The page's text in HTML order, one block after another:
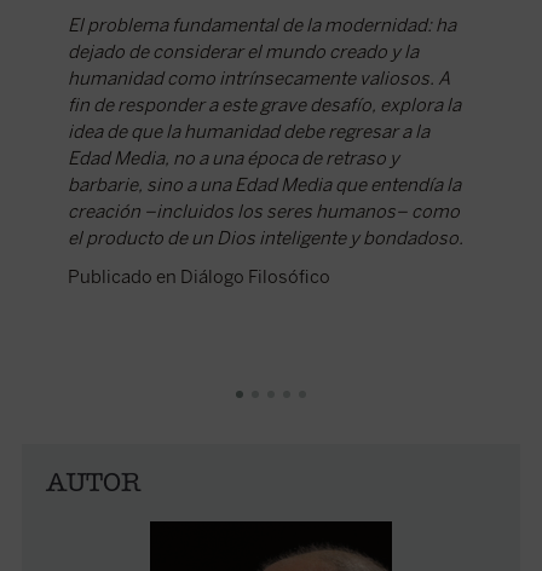
El problema fundamental de la modernidad: ha
dejado de considerar el mundo creado y la
humanidad como intrínsecamente valiosos. A
fin de responder a este grave desafío, explora la
idea de que la humanidad debe regresar a la
Edad Media, no a una época de retraso y
barbarie, sino a una Edad Media que entendía la
creación –incluidos los seres humanos– como
el producto de un Dios inteligente y bondadoso.
Publicado en Diálogo Filosófico
AUTOR